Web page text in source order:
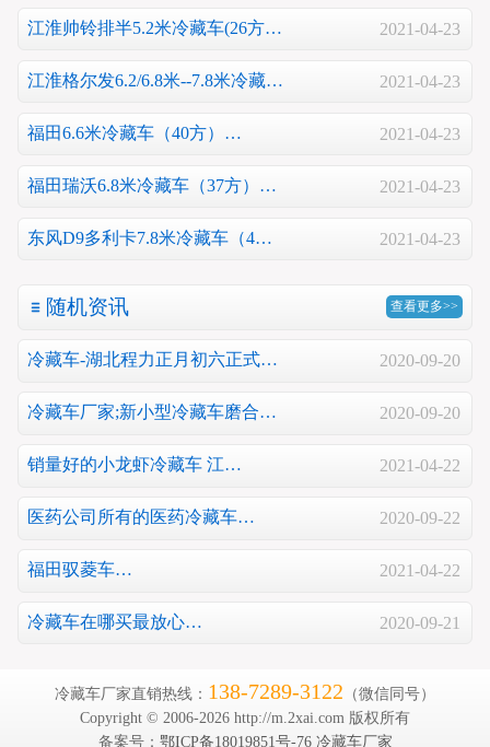
江淮帅铃排半5.2米冷藏车(26方… 2021-04-23
江淮格尔发6.2/6.8米--7.8米冷藏… 2021-04-23
福田6.6米冷藏车（40方）… 2021-04-23
福田瑞沃6.8米冷藏车（37方）… 2021-04-23
东风D9多利卡7.8米冷藏车（4… 2021-04-23
随机资讯 查看更多>>
冷藏车-湖北程力正月初六正式… 2020-09-20
冷藏车厂家;新小型冷藏车磨合… 2020-09-20
销量好的小龙虾冷藏车 江… 2021-04-22
医药公司所有的医药冷藏车… 2020-09-22
福田驭菱车… 2021-04-22
冷藏车在哪买最放心… 2020-09-21
冷藏车厂家直销热线： 138-7289-3122 （微信同号）
Copyright © 2006-2026 http://m.2xai.com 版权所有
备案号： 鄂ICP备18019851号-76 冷藏车厂家